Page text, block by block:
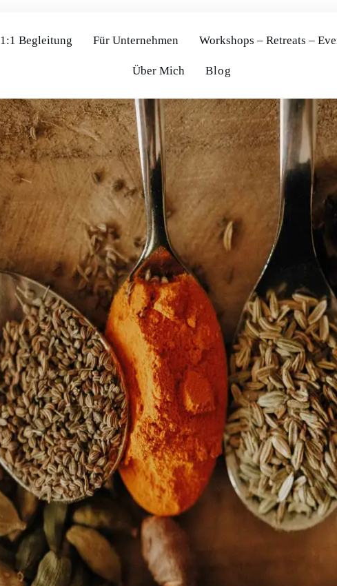
1:1 Begleitung Für Unternehmen Workshops – Retreats –
Über Mich Blog